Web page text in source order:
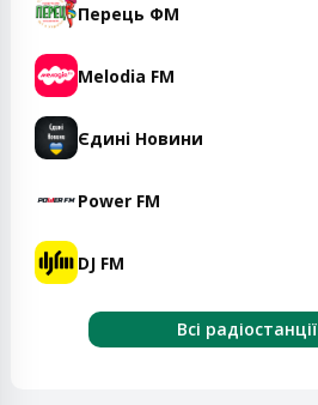
Перець ФМ
Melodia FM
Єдині Новини
Power FM
DJ FM
Всі радіостанції